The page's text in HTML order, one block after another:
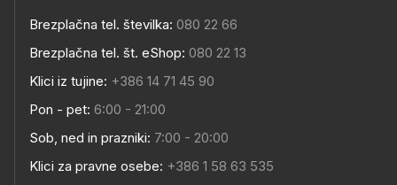
Brezplačna tel. številka: 080 22 66
Brezplačna tel. št. eShop: 080 22 13
Klici iz tujine: +386 14 71 45 90
Pon - pet: 6:00 - 21:00
Sob, ned in prazniki: 7:00 - 20:00
Klici za pravne osebe: +386 1 58 63 535